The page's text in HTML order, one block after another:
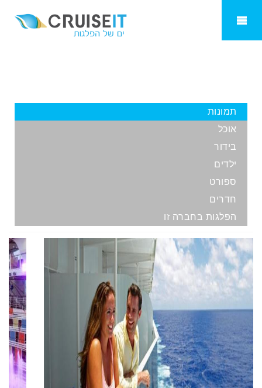
Oasis of the Seas
תמונות
אוכל
בידור
ילדים
ספורט
חדרים
הפלגות בחברה זו